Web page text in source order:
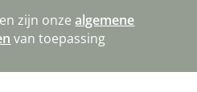
zijn onzealgemene
van toepassing